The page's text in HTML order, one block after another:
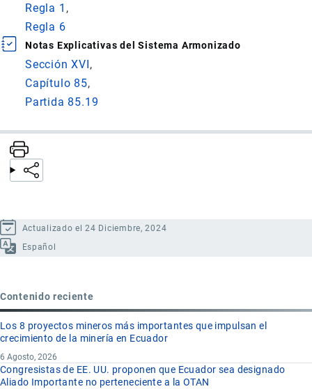
Regla 1
Regla 6
Notas Explicativas del Sistema Armonizado
Sección XVI
Capítulo 85
Partida 85.19
Actualizado el 24 Diciembre, 2024
Español
Contenido reciente
Los 8 proyectos mineros más importantes que impulsan el
crecimiento de la minería en Ecuador
6 Agosto, 2026
Congresistas de EE. UU. proponen que Ecuador sea designado
Aliado Importante no perteneciente a la OTAN